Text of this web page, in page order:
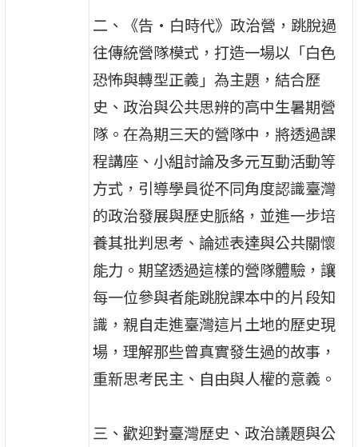
二、《告·白時代》政治營，跳脫過
往傳統營隊模式，打造一場以「白色
恐怖與轉型正義」為主題，結合歷
史、政治與公共思辨的高中生暑期營
隊。在為期三天的營隊中，將透過課
程講座、小組討論及多元互動活動等
方式，引導學員從不同角度認識臺灣
的政治發展與歷史脈絡，並進一步培
養其批判思考、論述表達與公共關懷
能力。期望透過這樣的營隊體驗，讓
每一位參與者能跳脫課本中的片段知
識，親自走進臺灣這片土地的歷史現
場，理解那些曾真實發生過的故事，
重新思考民主、自由與人權的意義。
三、歡迎對臺灣歷史、政治議題與公